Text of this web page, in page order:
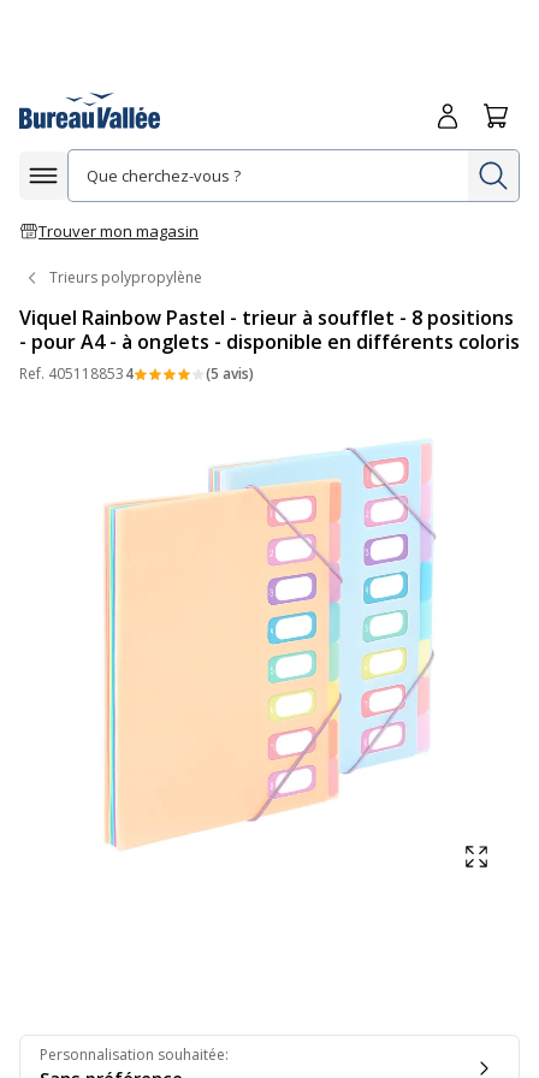
Afficher la navigation
Trouver mon magasin
Me
Trieurs polypropylène
Viquel Rainbow Pastel - trieur à soufflet - 8 positions
- pour A4 - à onglets - disponible en différents coloris
Ref. 4051188534 (5 avis)
Personnalisation souhaitée: